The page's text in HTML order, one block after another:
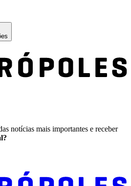
notícias mais importantes e receber